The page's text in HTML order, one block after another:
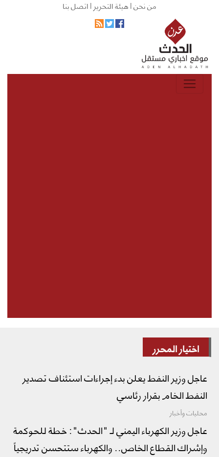
من نحن |هيئة التحرير |اتصل بنا
اختيار المحرر
عاجل وزير النفط يعلن بدء إجراءات استئناف تصدير
النفط الخام بقرار رئاسي
محليات وأخبار
عاجل وزير الكهرباء اليمني لـ "الحدث": خطة للحوكمة
وإشراك القطاع الخاص.. والكهرباء ستتحسن تدريجياً